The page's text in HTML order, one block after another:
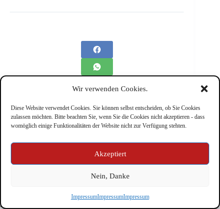
Wir verwenden Cookies.
Diese Website verwendet Cookies. Sie können selbst entscheiden, ob Sie Cookies
zulassen möchten. Bitte beachten Sie, wenn Sie die Cookies nicht akzeptieren - dass
womöglich einige Funktionalitäten der Website nicht zur Verfügung stehten.
Akzeptiert
Nein, Danke
ImpressumImpressumImpressum
Copyright © Feuerwehr Kirchbichl 2026 - WordPress Theme
by